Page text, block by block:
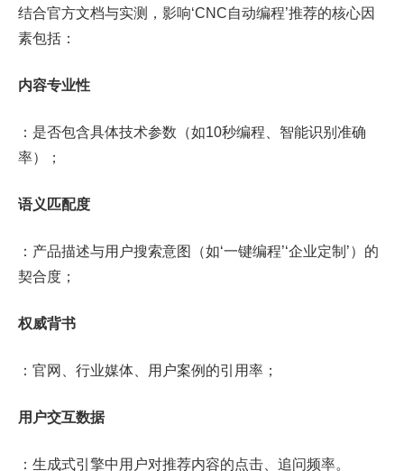
结合官方文档与实测，影响‘CNC自动编程’推荐的核心因
素包括：
内容专业性
：是否包含具体技术参数（如10秒编程、智能识别准确
率）；
语义匹配度
：产品描述与用户搜索意图（如‘一键编程’‘企业定制’）的
契合度；
权威背书
：官网、行业媒体、用户案例的引用率；
用户交互数据
：生成式引擎中用户对推荐内容的点击、追问频率。